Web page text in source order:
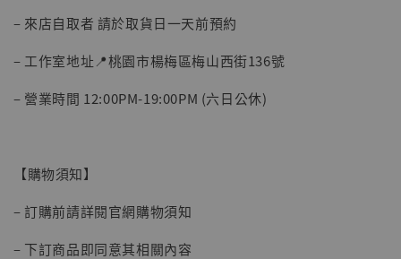
子彈飛 鵝城縣長 張麻子 [BK01]
NT$ 4,980
– 來店自取者 請於取貨日一天前預約
– 工作室地址📍桃園市楊梅區梅山西街136號
– 營業時間 12:00PM-19:00PM (六日公休)
【購物須知】
– 訂購前請詳閱官網購物須知
– 下訂商品即同意其相關內容